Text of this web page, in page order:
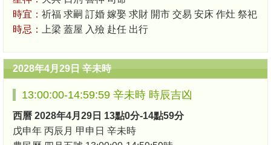
時宜： 祈福 求嗣 訂婚 嫁娶 求財 開市 交易 安床 作灶 祭祀
時忌：
上梁 蓋屋 入殮 赴任 出行
2028年4月29日 辛未時
13:00:00-14:59:59 辛未時 時辰吉凶
西曆 2028年4月29日 13點0分-14點59分
戊申年 丙辰月 甲申日 辛未時